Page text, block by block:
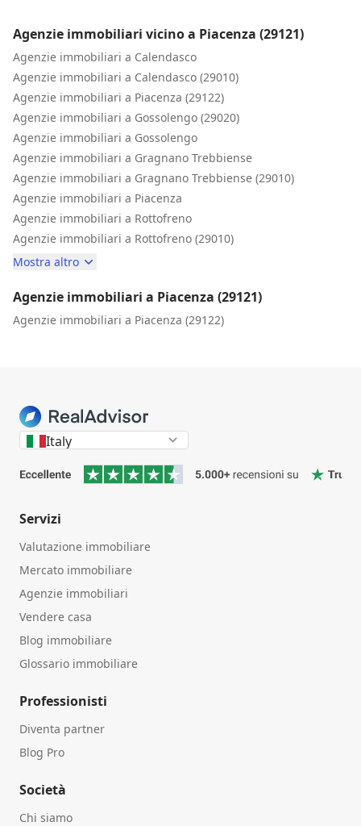
Agenzie immobiliari vicino a Piacenza (29121)
Agenzie immobiliari a Calendasco
Agenzie immobiliari a Calendasco (29010)
Agenzie immobiliari a Piacenza (29122)
Agenzie immobiliari a Gossolengo (29020)
Agenzie immobiliari a Gossolengo
Agenzie immobiliari a Gragnano Trebbiense
Agenzie immobiliari a Gragnano Trebbiense (29010)
Agenzie immobiliari a Piacenza
Agenzie immobiliari a Rottofreno
Agenzie immobiliari a Rottofreno (29010)
Mostra altro
Agenzie immobiliari a Piacenza (29121)
Agenzie immobiliari a Piacenza (29122)
Italy
Servizi
Valutazione immobiliare
Mercato immobiliare
Agenzie immobiliari
Vendere casa
Blog immobiliare
Glossario immobiliare
Professionisti
Diventa partner
Blog Pro
Società
Chi siamo